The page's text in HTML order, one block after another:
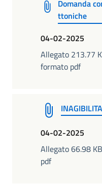
Domanda
ttoniche
04-02-2025
Allegato 213.77
formato pdf
04-02-2025
Allegato 66.98
pdf